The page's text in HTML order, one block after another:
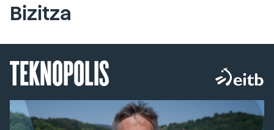
Bizitza
TEKNOPOLIS